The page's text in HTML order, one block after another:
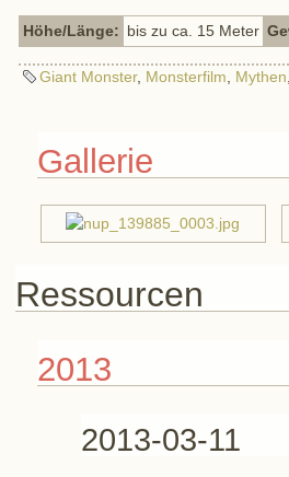
Höhe/Länge: bis zu ca. 15 Meter
Giant Monster, Monsterfilm Mythen
Gallerie
Ressourcen
2013
2013-03-11